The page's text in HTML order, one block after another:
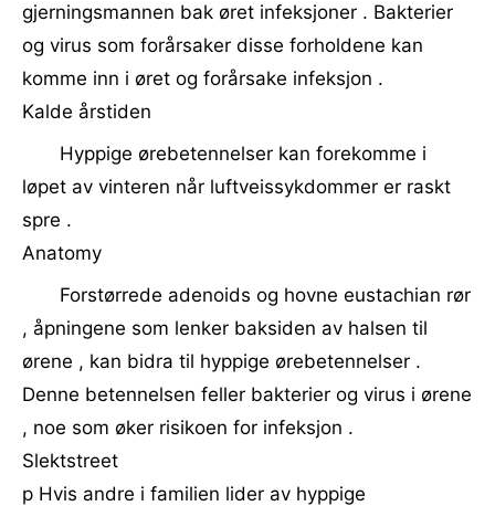
gjerningsmannen bak øret infeksjoner . Bakterier
og virus som forårsaker disse forholdene kan
komme inn i øret og forårsake infeksjon .
Kalde årstiden
Hyppige ørebetennelser kan forekomme i
løpet av vinteren når luftveissykdommer er raskt
spre .
Anatomy
Forstørrede adenoids og hovne eustachian rør
, åpningene som lenker baksiden av halsen til
ørene , kan bidra til hyppige ørebetennelser .
Denne betennelsen feller bakterier og virus i ørene
, noe som øker risikoen for infeksjon .
Slektstreet
p Hvis andre i familien lider av hyppige